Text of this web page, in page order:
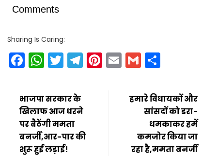
Comments
Sharing Is Caring:
Facebook
WhatsApp
Twitter
Telegram
Pinterest
EmailGmail
भाजपा सरकार के
खिलाफ आज धरने
पर बैठेंगी ममता
बनर्जी,आर-पार की
शुरू हुई लड़ाई!
हमारे विधायकों और
सांसदों को डरा-
धमकाकर हमें
कमजोर किया जा
रहा है,ममता बनर्जी